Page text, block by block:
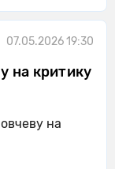
07.05.2026 19:30
на критику
на